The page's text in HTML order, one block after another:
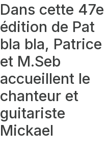
Dans cette 47e
édition de Pat
bla bla, Patrice
et M.Seb
accueillent le
chanteur et
guitariste
Mickael